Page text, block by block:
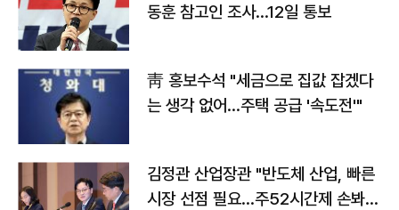
동훈 참고인 조사...12일 통보
靑 홍보수석 "세금으로 집값 잡겠다
는 생각 없어…주택 공급 '속도전'"
김정관 산업장관 "반도체 산업, 빠른
시장 선점 필요…주52시간제 손봐